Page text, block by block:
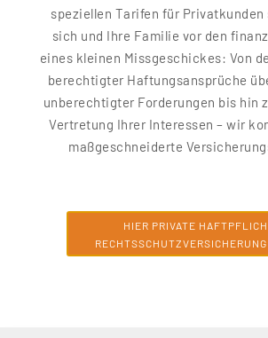
speziellen Tarifen für Privatkunden
sich und Ihre Familie vor den
eines kleinen Missgeschickes: Von
berechtigter Haftungsansprüche
unberechtigter Forderungen bis hin
Vertretung Ihrer Interessen – wir
maßgeschneiderte
HIER PRIVATE